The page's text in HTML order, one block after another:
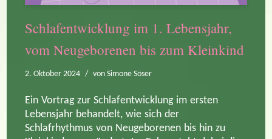
Schlafentwicklung im 1. Lebensjahr,
vom Neugeborenen bis zum Kleinkind
2. Oktober 2024 vonSimone Söser
Ein Vortrag zur Schlafentwicklung im ersten
Lebensjahr behandelt, wie sich der
Schlafrhythmus von Neugeborenen bis hin zu